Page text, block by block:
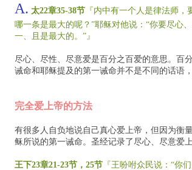
A. 太22章35-38节 『内中有一个人是律法师
哪一条是最大的呢？”耶稣对他说：“你要尽心
一、且是最大的。”』
尽心、尽性、尽意爱是百分之百爱的意思。百
诫命和耶稣提及的第一诫命并不是不同的话语
完全爱上帝的方法
有很多人自负地说自己真心爱上帝，但因为衡
稣所说的第一诫命。圣经记录了尽心、尽意爱
王下23章21-23节，25节 『王吩咐众民说：“你